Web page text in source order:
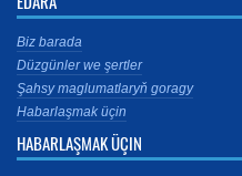
Biz barada
Düzgünler we şertler
Şahsy maglumatlaryň goragy
Habarlaşmak üçin
HABARLAŞMAK ÜÇIN